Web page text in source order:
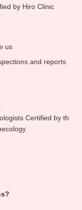
228 recessive genetic disorders identified by Hiro Clinic
us
and reports
Certified by th